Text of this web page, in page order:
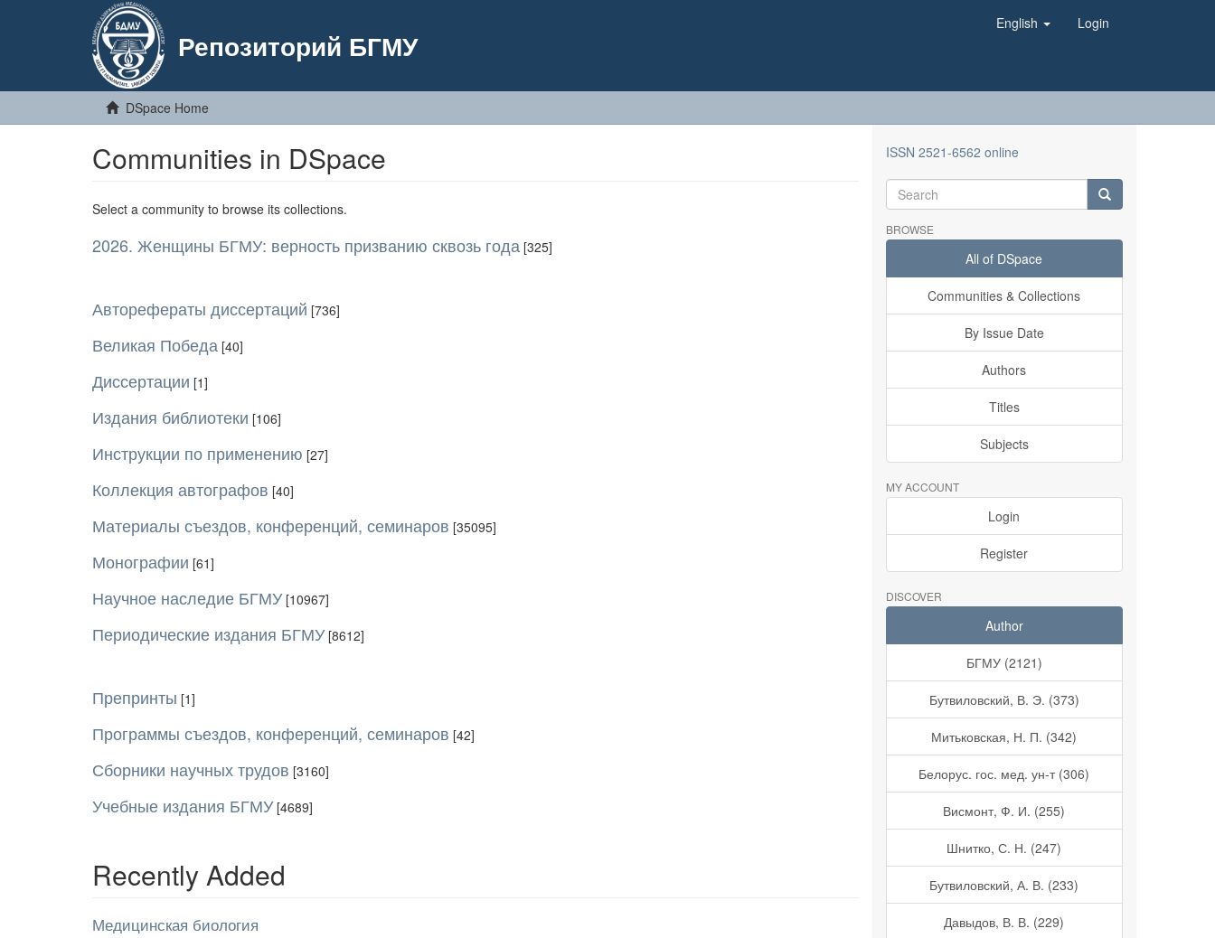
Репозиторий БГМУ
English Login
DSpace Home
Communities in DSpace
Select a community to browse its collections.
2026. Женщины БГМУ: верность призванию сквозь года [325]
Авторефераты диссертаций [736]
Великая Победа [40]
Диссертации [1]
Издания библиотеки [106]
Инструкции по применению [27]
Коллекция автографов [40]
Материалы съездов, конференций, семинаров [35095]
Монографии [61]
Научное наследие БГМУ[10967]
Периодические издания БГМУ[8612]
Препринты [1]
Программы съездов, конференций, семинаров [42]
Сборники научных трудов [3160]
Учебные издания БГМУ[4689]
Recently Added
Медицинская биология
ISSN 2521-6562 online
BROWSE
All of DSpace
Communities & Collections
By Issue Date
Authors
Titles
Subjects
MY ACCOUNT
Login
Register
DISCOVER
Author
БГМУ (2121)
Бутвиловский, В. Э. (373)
Митьковская, Н. П. (342)
Белорус. гос. мед. ун-т (306)
Висмонт, Ф. И. (255)
Шнитко, С. Н. (247)
Бутвиловский, А. В. (233)
Давыдов, В. В. (229)